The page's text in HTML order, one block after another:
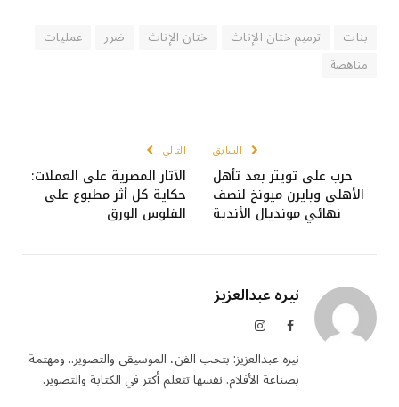
بنات ترميم ختان الإناث ختان الإناث ضرر
عمليات
مناهضة
السابق
حرب على تويتر بعد تأهل
الأهلي وبايرن ميونخ لنصف
نهائي مونديال الأندية
التالي
الآثار المصرية على العملات:
حكاية كل أثر مطبوع على
الفلوس الورق
نيره عبدالعزيز
فيسبوكالانستغرام
نيره عبدالعزيز: بتحب الفن، الموسيقى والتصوير.. ومهتمة
بصناعة الأفلام. نفسها تتعلم أكتر في الكتابة والتصوير.